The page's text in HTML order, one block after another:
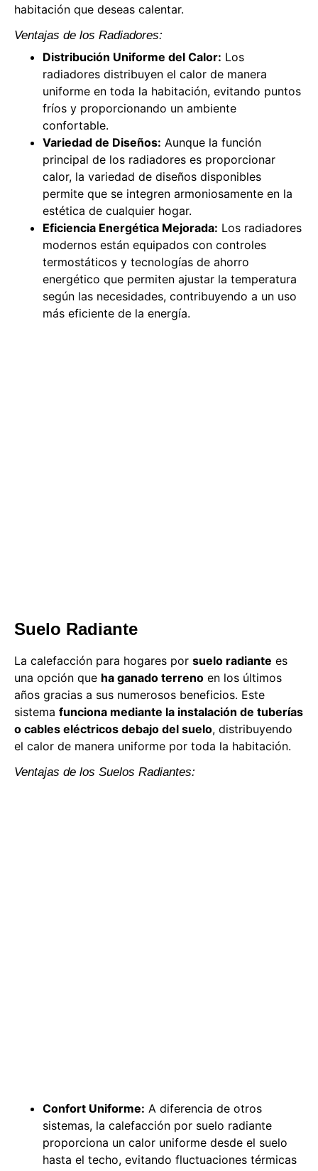
habitación que deseas calentar.
Ventajas de los Radiadores:
Distribución Uniforme del Calor: Los
radiadores distribuyen el calor de manera
uniforme en toda la habitación, evitando puntos
fríos y proporcionando un ambiente
confortable.
Variedad de Diseños: Aunque la función
principal de los radiadores es proporcionar
calor, la variedad de diseños disponibles
permite que se integren armoniosamente en la
estética de cualquier hogar.
Eficiencia Energética Mejorada: Los radiadores
modernos están equipados con controles
termostáticos y tecnologías de ahorro
energético que permiten ajustar la temperatura
según las necesidades, contribuyendo a un uso
más eficiente de la energía.
Suelo Radiante
La calefacción para hogares por suelo radiante es
una opción que ha ganado terreno en los últimos
años gracias a sus numerosos beneficios. Este
sistema funciona mediante la instalación de tuberías
o cables eléctricos debajo del suelo, distribuyendo
el calor de manera uniforme por toda la habitación.
Ventajas de los Suelos Radiantes:
Confort Uniforme: A diferencia de otros
sistemas, la calefacción por suelo radiante
proporciona un calor uniforme desde el suelo
hasta el techo, evitando fluctuaciones térmicas